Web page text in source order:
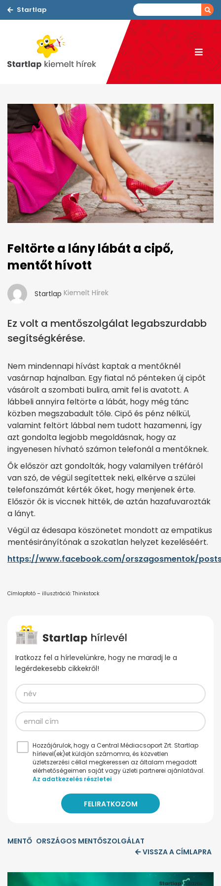
Startlap
Feltörte a lány lábát a cipő,
mentőt hívott
Startlap Kiemelt Hírek
Ez volt a mentőszolgálat legabszurdabb
segítségkérése.
Nem mindennapi hívást kaptak a mentőknél
vasárnap hajnalban. Egy fiatal nő pénteken új cipőt
vásárolt a szombati bulira, amit fel is avatott. A
lábbeli annyira feltörte a lábát, hogy még tánc
közben megszabadult tőle. Cipő és pénz nélkül,
valamint feltört lábbal nem tudott hazamenni, így
azt gondolta legjobb megoldásnak, hogy az
ingyenesen hívható számon telefonál a mentőknek.
Ők először azt gondolták, hogy valamilyen tréfáról
van szó, de végül segítettek neki, elkérve a szülei
telefonszámát kérték őket, hogy menjenek érte.
Először ők is viccnek hitték, de aztán hazafuvarozták
a lányt.
Végül az édesapa köszönetet mondott az empatikus
mentésirányítónak a szokatlan helyzet kezeléséért.
https://www.facebook.com/orszagosmentok/posts/
Címlapfotó – illusztráció: Thinkstock
Iratkozz fel a hírlevelünkre, hogy ne maradj le a
legérdekesebb cikkekről!
Hozzájárulok, hogy a Central Médiacsoport Zrt. Startlap
hírlevel(ek)et küldjön számomra, és közvetlen
üzletszerzési céllal megkeressen az általam megadott
elérhetőségeimen saját vagy üzleti partnerei ajánlatával.
Az adatkezelés részletei
MENTŐ ORSZÁGOS MENTŐSZOLGÁLAT
VISSZA A CÍMLAPRA